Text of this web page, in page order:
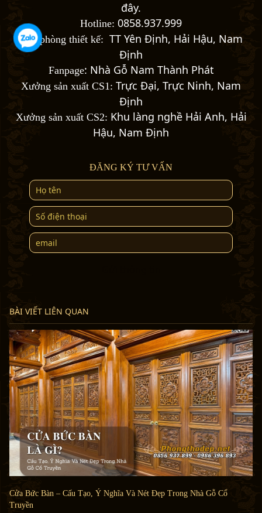
đây.
Hotline: 0858.937.999
Văn phòng thiết kế: TT Yên Định, Hải Hậu, Nam
Định
Fanpage: Nhà Gỗ Nam Thành Phát
Xưởng sản xuất CS1: Trực Đại, Trực Ninh, Nam
Định
Xưởng sản xuất CS2: Khu làng nghề Hải Anh, Hải
Hậu, Nam Định
ĐĂNG KÝ TƯ VẤN
BÀI VIẾT LIÊN QUAN
Cửa Bức Bàn – Cấu Tạo, Ý Nghĩa Và Nét Đẹp Trong Nhà Gỗ Cổ
Truyền